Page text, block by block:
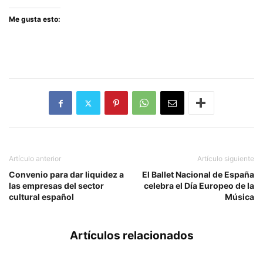
Me gusta esto:
Artículo anterior
Convenio para dar liquidez a
las empresas del sector
cultural español
Artículo siguiente
El Ballet Nacional de España
celebra el Día Europeo de la
Música
Artículos relacionados